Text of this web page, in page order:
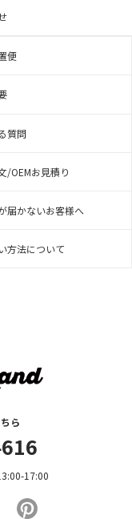
ら
17:00
便
/OEMお見積り
方法について
質問
届かないお客様へ